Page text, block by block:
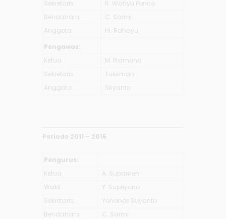
Sekretaris
: R. Wahyu Ponco
Bendahara
: C. Sarmi
Anggota
: Hi. Rahayu
Pengawas:
Ketua
: M. Pramono
Sekretaris
: Tukirman
Anggota
: Sriyanto
Periode 2011 – 2015
Pengurus:
Ketua
: A. Suparnen
Wakil
: Y. Supriyono
Sekretaris
: Yohanes Suyanto
Bendahara
: C. Sarmi